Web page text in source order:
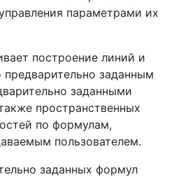
параметрами их
построение линий и
предварительно заданным
заданными
пространственных
по формулам,
пользователем.
заданных формул